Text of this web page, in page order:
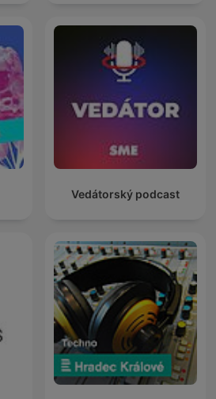
Vedátorský podcast